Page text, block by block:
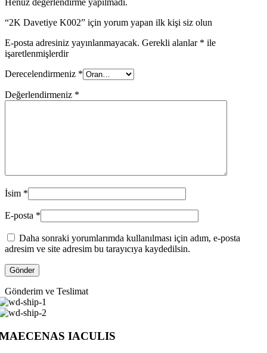
Henüz değerlendirme yapılmadı.
“2K Davetiye K002” için yorum yapan ilk kişi siz olun
E-posta adresiniz yayınlanmayacak. Gerekli alanlar * ile
işaretlenmişlerdir
Derecelendirmeniz *
Değerlendirmeniz *
İsim *
E-posta *
Daha sonraki yorumlarımda kullanılması için adım, e-posta
adresim ve site adresim bu tarayıcıya kaydedilsin.
Gönderim ve Teslimat
IACULIS